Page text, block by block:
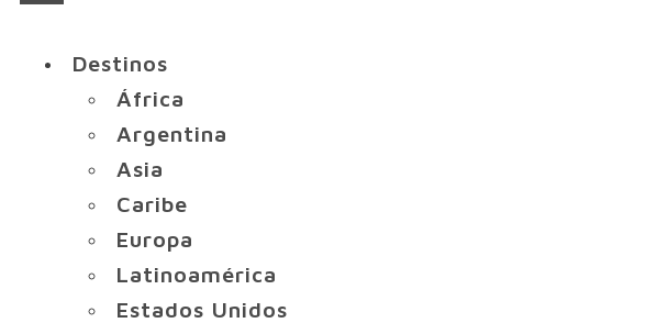
Destinos
África
Argentina
Asia
Caribe
Europa
Latinoamérica
Estados Unidos